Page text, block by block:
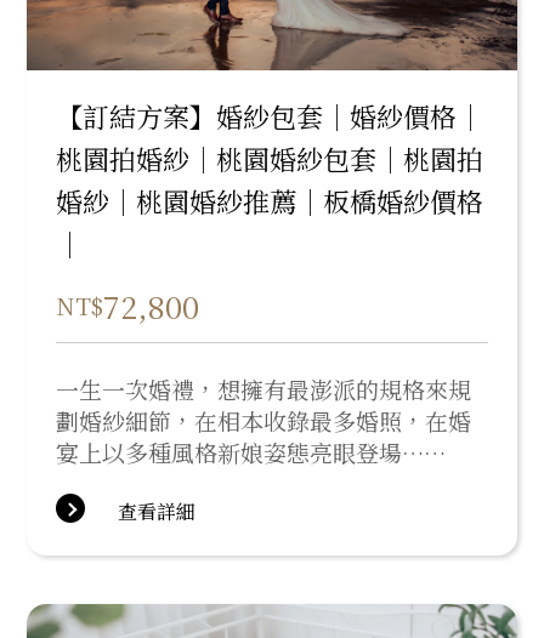
【訂結方案】婚紗包套｜婚紗價格｜
桃園拍婚紗｜桃園婚紗包套｜桃園拍
婚紗｜桃園婚紗推薦｜板橋婚紗價格
｜
NT$72,800
一生一次婚禮，想擁有最澎派的規格來規
劃婚紗細節，在相本收錄最多婚照，在婚
宴上以多種風格新娘姿態亮眼登場……
查看詳細